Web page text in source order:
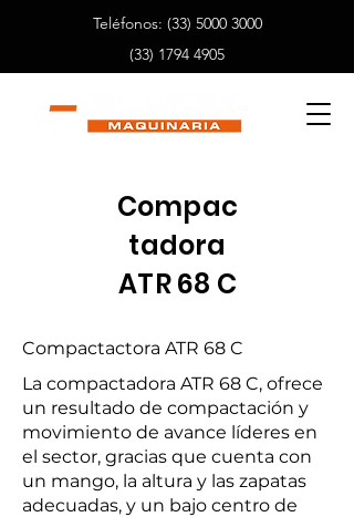
Teléfonos: (33) 5000 3000
(33) 1794 4905
Compac
tadora
ATR 68 C
Compactactora ATR 68 C
La compactadora ATR 68 C, ofrece
un resultado de compactación y
movimiento de avance líderes en
el sector, gracias que cuenta con
un mango, la altura y las zapatas
adecuadas, y un bajo centro de